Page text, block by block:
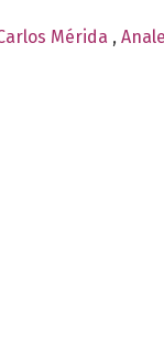
Mérida ,